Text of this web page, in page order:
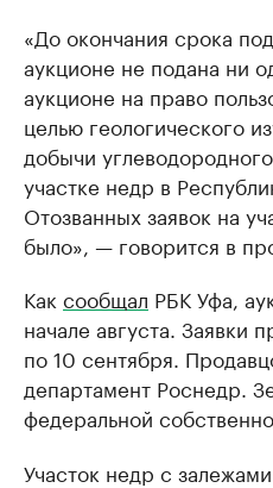
«До окончания срока
аукционе не подана ни
аукционе на право
целью геологического
добычи
участке недр в
Отозванных заявок на
было», — говорится в
Как сообщал РБК Уфа,
начале августа. Заявки
по 10 сентября.
департамент Роснедр.
федеральной
Участок недр с